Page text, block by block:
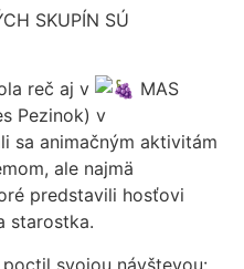
SKUPÍN SÚ
reč aj v
MAS
Pezinok) v
sa animačným aktivitám
ale najmä
predstavili hosťovi
starostka.
svojou návštevou: